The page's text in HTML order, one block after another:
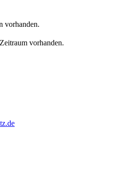
vorhanden.
vorhanden.